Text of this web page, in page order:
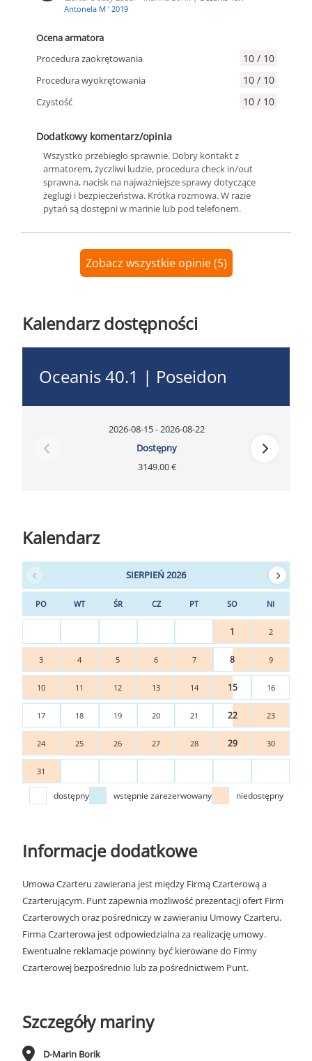
Antonela M ' 2019
Ocena armatora
Procedura zaokrętowania
10 / 10
Procedura wyokrętowania 10 / 10
Czystość 10 / 10
Dodatkowy komentarz/opinia
Wszystko przebiegło sprawnie. Dobry kontakt z
armatorem, życzliwi ludzie, procedura check in/out
sprawna, nacisk na najważniejsze sprawy dotyczące
żeglugi i bezpieczeństwa. Krótka rozmowa. W razie
pytań są dostępni w marinie lub pod telefonem.
Zobacz wszystkie opinie (5)
Kalendarz dostępności
Oceanis 40.1 | Poseidon
2026-08-15 - 2026-08-22
Dostępny
3149.00 €
Kalendarz
SIERPIEŃ 2026
PO WT ŚR CZ PT SO NI
1 2
3 4 5 6 7 8 9
10 11 12 13 14 15 16
17 18 19 20 21 22 23
24 25 26 27 28 29 30
31
dostępny wstępnie zarezerwowany niedostępny
Informacje dodatkowe
Umowa Czarteru zawierana jest między Firmą Czarterową a
Czarterującym. Punt zapewnia możliwość prezentacji ofert Firm
Czarterowych oraz pośredniczy w zawieraniu Umowy Czarteru.
Firma Czarterowa jest odpowiedzialna za realizację umowy.
Ewentualne reklamacje powinny być kierowane do Firmy
Czarterowej bezpośrednio lub za pośrednictwem Punt.
Szczegóły mariny
D-Marin Borik